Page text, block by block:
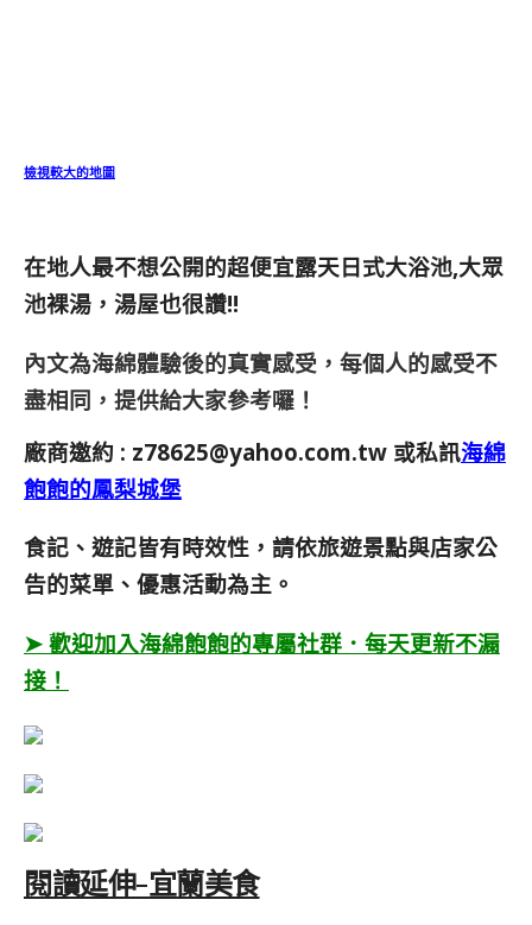
檢視較大的地圖
在地人最不想公開的超便宜露天日式大浴池,大眾
池裸湯，湯屋也很讚!!
內文為海綿體驗後的真實感受，每個人的感受不
盡相同，提供給大家參考囉！
廠商邀約 : z78625@yahoo.com.tw 或私訊海綿
飽飽的鳳梨城堡
食記、遊記皆有時效性，請依旅遊景點與店家公
告的菜單、優惠活動為主。
➤ 歡迎加入海綿飽飽的專屬社群．每天更新不漏
接！
閱讀延伸-宜蘭美食